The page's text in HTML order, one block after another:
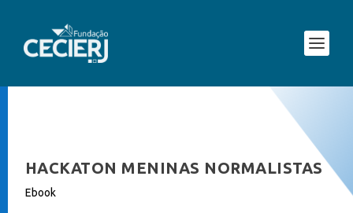
HACKATON MENINAS NORMALISTAS
Ebook